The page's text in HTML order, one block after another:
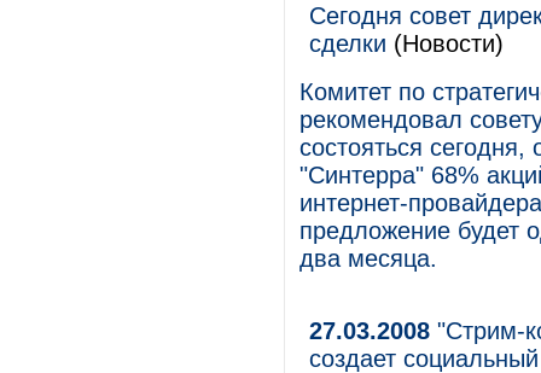
Сегодня совет
сделки (Новости)
Комитет по
рекомендовал
состояться
"Синтерра" 68%
интернет-
предложение будет
два месяца.
27.03.2008 "Стрим-
создает